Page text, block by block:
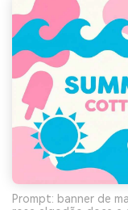
Prompt: banner de